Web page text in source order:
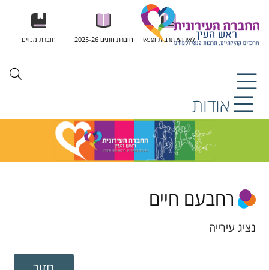
לאירועי תרבות ופנאי חוברת חוגים 2025-26 חוברת מנויים
אודות
רחבעם חיים
נציג עירייה